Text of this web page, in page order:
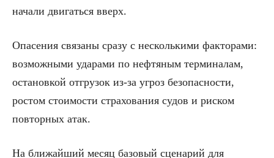
начали двигаться вверх.
Опасения связаны сразу с несколькими факторами:
возможными ударами по нефтяным терминалам,
остановкой отгрузок из-за угроз безопасности,
ростом стоимости страхования судов и риском
повторных атак.
На ближайший месяц базовый сценарий для